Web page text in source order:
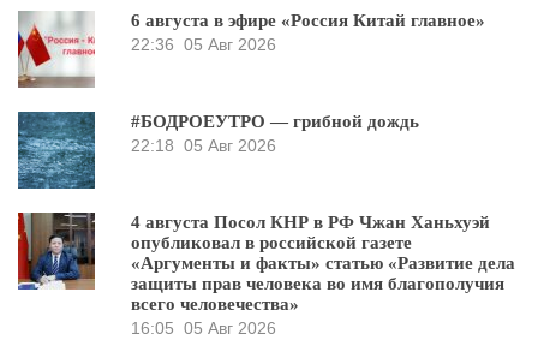
6 августа в эфире «Россия Китай главное»
22:36 05 Авг 2026
#БОДРОЕУТРО — грибной дождь
22:18 05 Авг 2026
4 августа Посол КНР в РФ Чжан Ханьхуэй
опубликовал в российской газете
«Аргументы и факты» статью «Развитие дела
защиты прав человека во имя благополучия
всего человечества»
16:05 05 Авг 2026